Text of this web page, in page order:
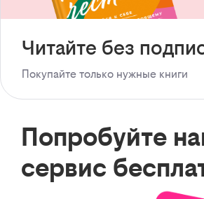
Читайте без
Покупайте только нужные книги
Попробуйте
сервис